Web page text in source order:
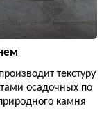
текстуру
осадочных по
камня